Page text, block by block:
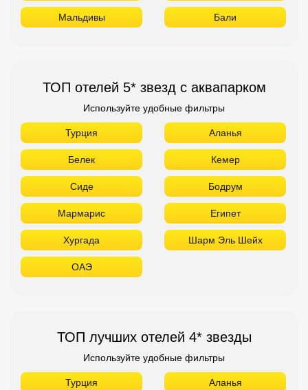
Мальдивы Бали
ТОП отелей 5* звезд с аквапарком
Используйте удобные фильтры
Турция Аланья
Белек Кемер
Сиде Бодрум
Мармарис Египет
Хургада Шарм Эль Шейх
ОАЭ
ТОП лучших отелей 4* звезды
Используйте удобные фильтры
Турция Аланья